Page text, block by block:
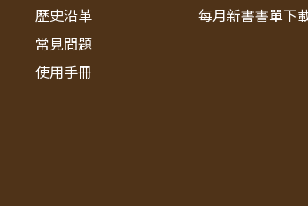
歷史沿革
常見問題
使用手冊
每月新書書單下